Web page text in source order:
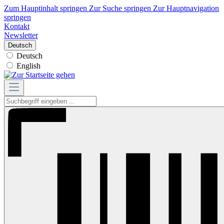
Zum Hauptinhalt springen Zur Suche springen Zur Hauptnavigation
springen
Kontakt
Newsletter
Deutsch
Deutsch
English